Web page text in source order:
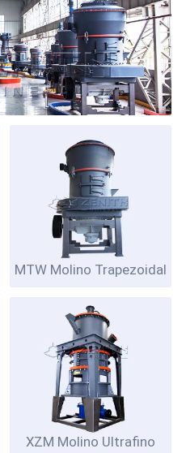
MTW Molino Trapezoidal
XZM Molino Ultrafino